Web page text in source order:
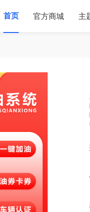
首页 官方商城 主